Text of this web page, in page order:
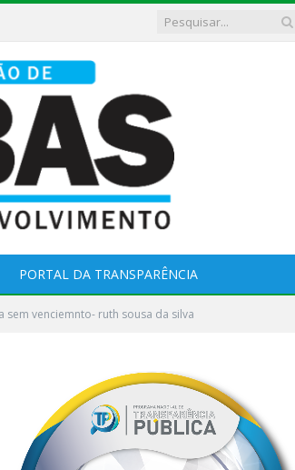
PORTAL DA TRANSPARÊNCIA
sem venciemnto- ruth sousa da silva